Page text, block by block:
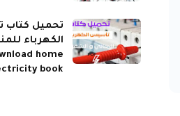
تحميل
الكهرباء
home
book